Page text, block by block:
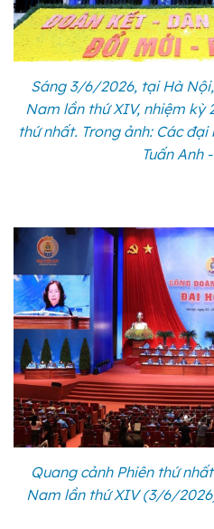
Sáng 3/6/2026, tại Hà
Nam lần thứ XIV, nhiệm kỳ
thứ nhất. Trong ảnh: Các
Tuấn Anh
Quang cảnh Phiên thứ
Nam lần thứ XIV (3/6/